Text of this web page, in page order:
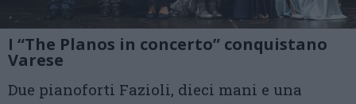
I “The Planos in concerto” conquistano
Varese
Due pianoforti Fazioli, dieci mani e una